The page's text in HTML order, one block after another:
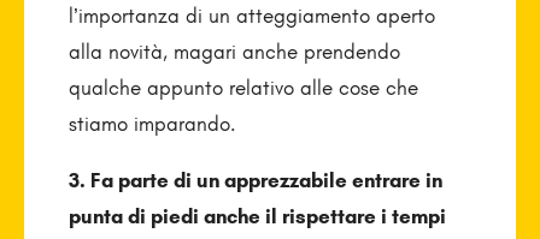
l’importanza di un atteggiamento aperto
alla novità, magari anche prendendo
qualche appunto relativo alle cose che
stiamo imparando.
3. Fa parte di un apprezzabile entrare in
punta di piedi anche il rispettare i tempi